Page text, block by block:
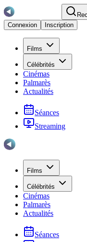
Connexion
Inscription
Films
Célébrités
Cinémas
Palmarès
Actualités
Séances
Streaming
Films
Célébrités
Cinémas
Palmarès
Actualités
Séances